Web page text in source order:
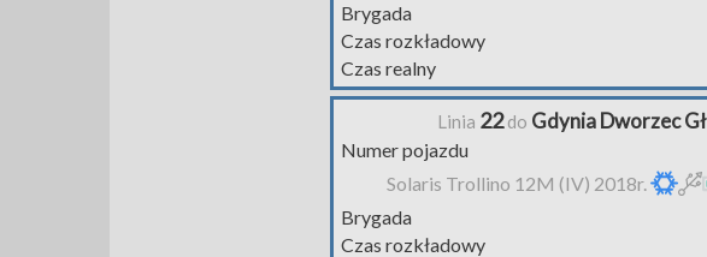
Brygada
Czas rozkładowy
Czas realny
Linia 22do Gdynia Dworzec Gł
Numer pojazdu
Solaris Trollino 12M (IV) 2018r.
Brygada
Czas rozkładowy